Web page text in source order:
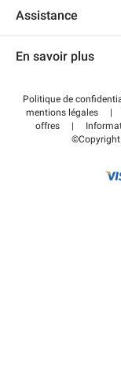
Accéder à mon
Assistance
Centre d'aide
Régler votre
En savoir plus
Wiki
Guide du
Politique de
mentions légales
|
offres
|
©Copyright